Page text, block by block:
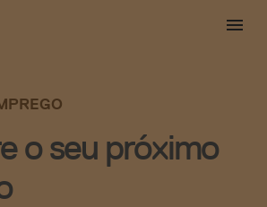
o seu próximo